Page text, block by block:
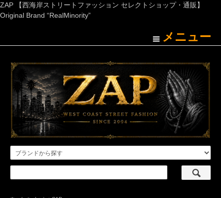
ZAP 【西海岸ストリートファッション セレクトショップ・通販】
Original Brand “RealMinority”
メニュー